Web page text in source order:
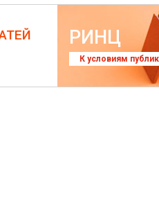
РИНЦ
К условиям